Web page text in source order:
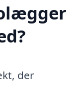
der